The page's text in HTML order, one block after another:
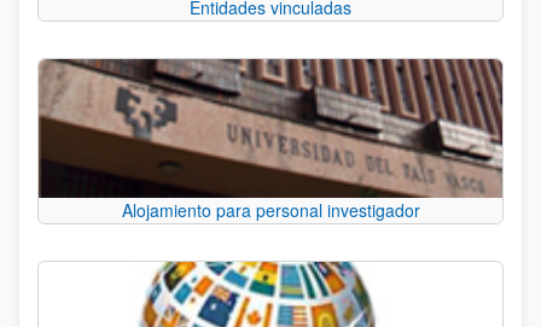
Entidades vinculadas
Alojamiento para personal investigador